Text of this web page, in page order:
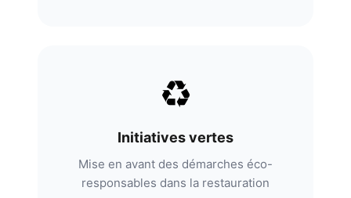
♻️
Initiatives vertes
Mise en avant des démarches éco-
responsables dans la restauration